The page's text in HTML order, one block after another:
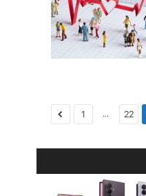
1 ... 22